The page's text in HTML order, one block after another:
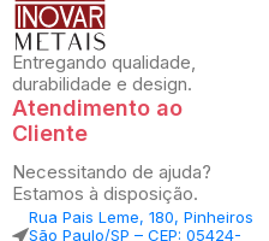
Entregando qualidade,
durabilidade e design.
Atendimento ao
Cliente
Necessitando de ajuda?
Estamos à disposição.
Rua Pais Leme, 180, Pinheiros
São Paulo/SP – CEP: 05424-